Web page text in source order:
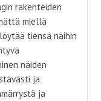
rakenteiden
miellä
tiensä näihin
näiden
ja
ja